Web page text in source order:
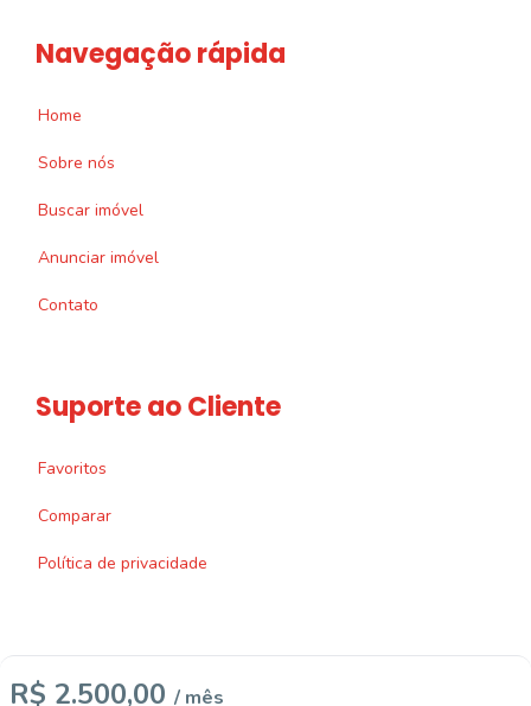
R$ 2.500,00 / mês
Navegação rápida
Home
Sobre nós
Buscar imóvel
Anunciar imóvel
Contato
Suporte ao Cliente
Favoritos
Comparar
Política de privacidade